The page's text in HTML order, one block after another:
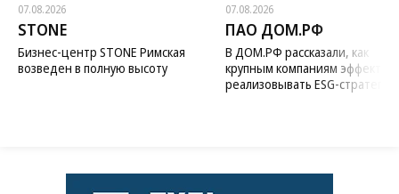
07.08.2026
STONE
Бизнес-центр STONE Римская
возведен в полную высоту
07.08.2026
ПАО ДОМ.РФ
В ДОМ.РФ рассказали, как
крупным компаниям
реализовывать ESG-стратегию